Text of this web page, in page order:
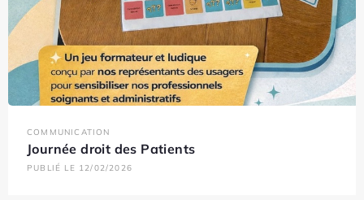
COMMUNICATION
Journée droit des Patients
PUBLIÉ LE 12/02/2026